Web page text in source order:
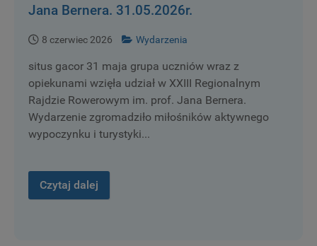
Jana Bernera. 31.05.2026r.
8 czerwiec 2026 Wydarzenia
situs gacor 31 maja grupa uczniów wraz z
opiekunami wzięła udział w XXIII Regionalnym
Rajdzie Rowerowym im. prof. Jana Bernera.
Wydarzenie zgromadziło miłośników aktywnego
wypoczynku i turystyki...
Czytaj dalej